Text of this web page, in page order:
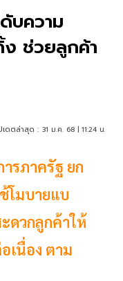
บความ
ช่วยลูกค้า
ดตล่าสุด : 31 ม.ค. 68 | 11:24 น.
รภาครัฐ ยก
โมบายแบ
ดวกลูกค้าให้
เนื่อง ตาม